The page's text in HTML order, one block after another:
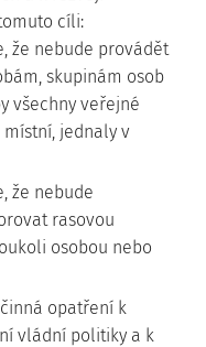
cíli:
že nebude provádět
skupinám osob
všechny veřejné
jednaly v
že nebude
rasovou
osobou nebo
opatření k
vládní politiky a k